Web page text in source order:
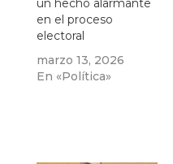
un hecho alarmante
en el proceso
electoral
marzo 13, 2026
En «Política»